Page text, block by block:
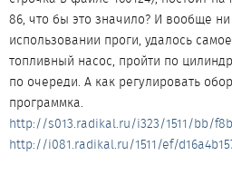
86, что бы это значило? И вообще
использовании проги, удалось
топливный насос, пройти по
по очереди. А как регулировать
программка.
http://s013.radikal.ru/i323/1511/bb/
http://i081.radikal.ru/1511/ef/